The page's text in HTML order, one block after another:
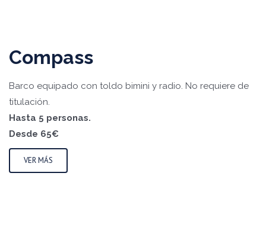
Compass
Barco equipado con toldo bimini y radio. No requiere de
titulación.
Hasta 5 personas.
Desde 65€
VER MÁS